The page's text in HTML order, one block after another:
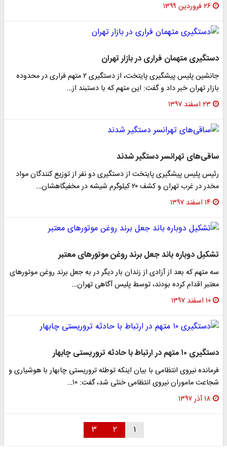
۲۶ فروردین ۱۳۹۹
دستگیری متهمان فراری در بازار تهران
جانشین پلیس پیشگیری پایتخت، از دستگیری ۲ متهم فراری در محدوده
بازار تهران خبر داد و گفت: این متهم که با دستبند از…
۲۳ اسفند ۱۳۹۷
ساقی‌های تهرانسر دستگیر شدند
رئیس پلیس پیشگیری پایتخت از دستگیری دو نفر از توزیع کنندگان مواد
مخدر در غرب تهران و کشف ۲۰ کیلوگرم شیشه در مخفیگاهشان…
۱۴ اسفند ۱۳۹۷
تشکیل دوباره باند جعل برند روغن موتور‌های معتبر
سه متهم که بعد از آزادی از زندان بار دیگر در به جعل برند روغن موتور‌های
معتبر اقدام کرده بودند، توسط پلیس آگاهی تهران…
۱۰ اسفند ۱۳۹۷
دستگیری ۱۰ متهم در ارتباط با حادثه تروریستی چابهار
فرمانده نیروی انتظامی با بیان اینکه توطئه تروریستی چابهار با هوشیاری و
شجاعت ماموران نیروی انتظامی خنثی شد، گفت: ۱۰…
۱۸ آذر ۱۳۹۷
۱ ۲ ۳